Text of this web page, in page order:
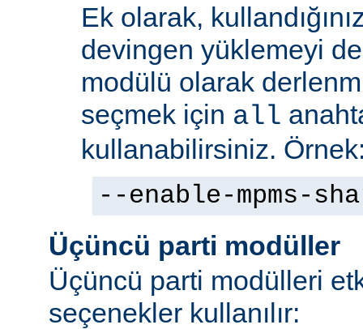
Ek olarak,
devingen yüklemeyi
modülü olarak
seçmek için all
kullanabilirsiniz.
--enable-mpms-
Üçüncü parti modüller
Üçüncü parti modülleri
seçenekler kullanılır: